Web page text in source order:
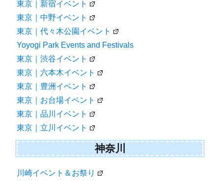
東京｜新宿イベント
東京｜中野イベント
東京｜代々木公園イベント
Yoyogi Park Events and Festivals
東京｜渋谷イベント
東京｜六本木イベント
東京｜豊洲イベント
東京｜お台場イベント
東京｜品川イベント
東京｜立川イベント
神奈川
川崎イベント＆お祭り